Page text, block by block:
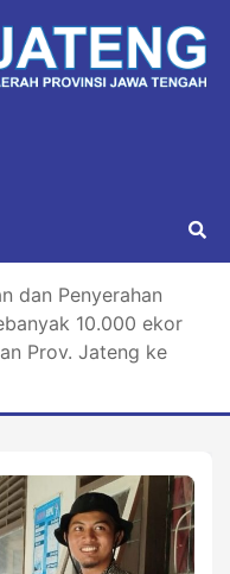
dan Penyerahan
10.000 ekor
Prov. Jateng ke